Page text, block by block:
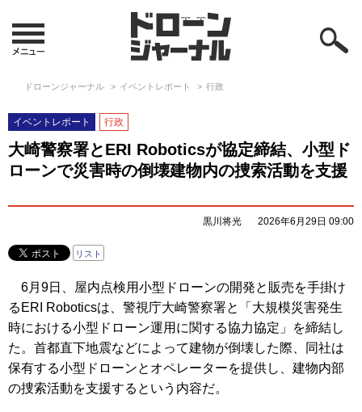
ドローンジャーナル イベントレポート 行政
イベントレポート 行政
大崎警察署とERI Roboticsが協定締結、小型ド
ローンで災害時の倒壊建物内の捜索活動を支援
黒川将光 2026年6月29日 09:00
リスト
6月9日、屋内点検用小型ドローンの開発と販売を手掛け
るERI Roboticsは、警視庁大崎警察署と「大規模災害発生
時における小型ドローン運用に関する協力協定」を締結し
た。首都直下地震などによって建物が倒壊した際、同社は
保有する小型ドローンとオペレーターを提供し、建物内部
の捜索活動を支援するという内容だ。